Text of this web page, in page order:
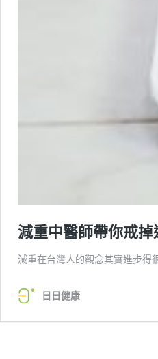
減重中醫師帶你戒
減重在台灣人的觀念其實進步得
日日健康